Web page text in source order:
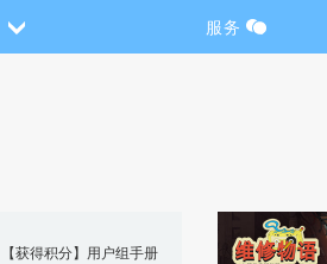
服务
【获得积分】用户组手册